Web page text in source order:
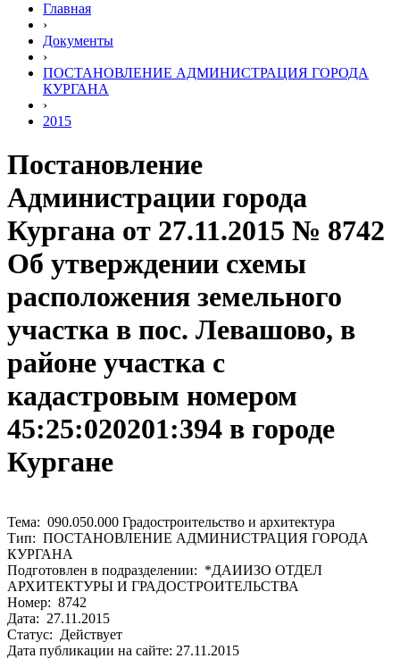
Главная
›
Документы
›
ПОСТАНОВЛЕНИЕ АДМИНИСТРАЦИЯ ГОРОДА
КУРГАНА
›
2015
Постановление
Администрации города
Кургана от 27.11.2015 № 8742
Об утверждении схемы
расположения земельного
участка в пос. Левашово, в
районе участка с
кадастровым номером
45:25:020201:394 в городе
Кургане
Тема: 090.050.000 Градостроительство и архитектура
Тип: ПОСТАНОВЛЕНИЕ АДМИНИСТРАЦИЯ ГОРОДА
КУРГАНА
Подготовлен в подразделении: *ДАИИЗО ОТДЕЛ
АРХИТЕКТУРЫ И ГРАДОСТРОИТЕЛЬСТВА
Номер: 8742
Дата: 27.11.2015
Статус: Действует
Дата публикации на сайте: 27.11.2015